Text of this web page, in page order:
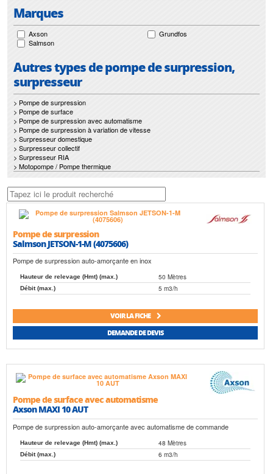
Marques
Axson
Grundfos
Salmson
Autres types de pompe de surpression,
surpresseur
> Pompe de surpression
> Pompe de surface
> Pompe de surpression avec automatisme
> Pompe de surpression à variation de vitesse
> Surpresseur domestique
> Surpresseur collectif
> Surpresseur RIA
> Motopompe / Pompe thermique
Pompe de surpression
Salmson JETSON-1-M (4075606)
Pompe de surpression auto-amorçante en inox
Hauteur de relevage (Hmt) (max.) 50 Mètres
Débit (max.) 5 m3/h
VOIR LA FICHE
DEMANDE DE DEVIS
Pompe de surface avec automatisme
Axson MAXI 10 AUT
Pompe de surpression auto-amorçante avec automatisme de commande
Hauteur de relevage (Hmt) (max.) 48 Mètres
Débit (max.) 6 m3/h